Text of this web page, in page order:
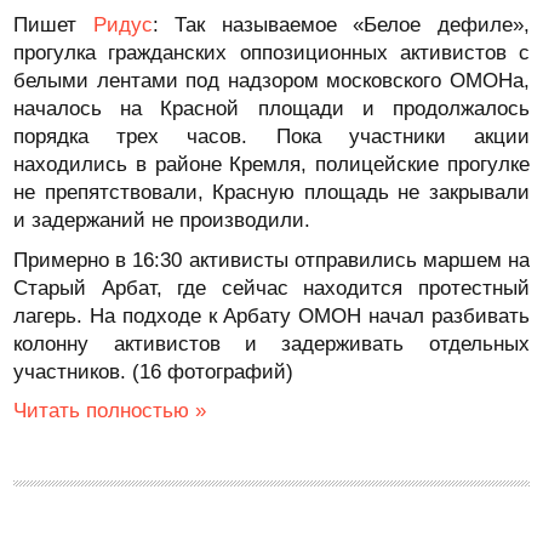
Пишет Ридус: Так называемое «Белое дефиле»,
прогулка гражданских оппозиционных активистов с
белыми лентами под надзором московского ОМОНа,
началось на Красной площади и продолжалось
порядка трех часов. Пока участники акции
находились в районе Кремля, полицейские прогулке
не препятствовали, Красную площадь не закрывали
и задержаний не производили.
Примерно в 16:30 активисты отправились маршем на
Старый Арбат, где сейчас находится протестный
лагерь. На подходе к Арбату ОМОН начал разбивать
колонну активистов и задерживать отдельных
участников. (16 фотографий)
Читать полностью »